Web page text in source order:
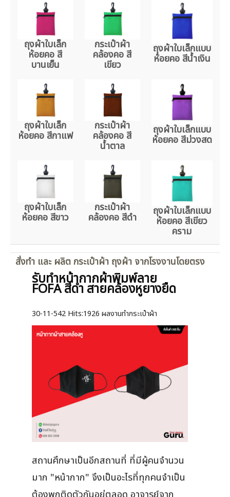
ถุงผ้าใบเล็ก
ห้อยคอ สี
บานเย็น
กระเป๋าผ้า
คล้องคอ สี
เขียว
ถุงผ้าใบเล็กแบบ
ห้อยคอ สีน้ำเงิน
ถุงผ้าใบเล็ก
ห้อยคอ สีกาแฟ
กระเป๋าผ้า
คล้องคอ สี
น้ำตาล
ถุงผ้าใบเล็กแบบ
ห้อยคอ สีม่วงสด
ถุงผ้าใบเล็ก
ห้อยคอ สีขาว
กระเป๋าผ้า
คล้องคอ สีดำ ถุงผ้าใบเล็กแบบ
ห้อยคอ สีเขียว
คราม
สั่งทำ และ ผลิต กระเป๋าผ้า ถุงผ้า จากโรงงานโดยตรง
รับทำหน้ากากผ้าพิมพ์ลาย
FOFA สีดำ สายคล้องหูยางยืด
30-11-542 Hits:1926 ผลงานทำกระเป๋าผ้า
สถานศึกษาเป็นอีกสถานที่ ที่มีผู้คนจำนวน
มาก "หน้ากาก" จึงเป็นอะไรที่ทุกคนจำเป็น